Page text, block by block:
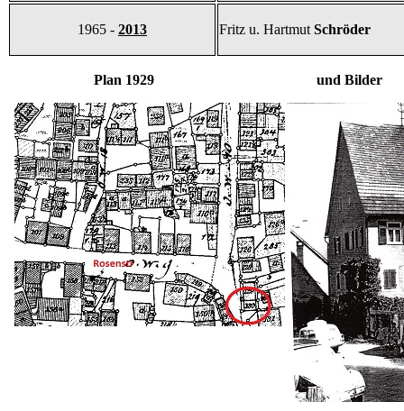
1965 - 2013 Fritz u. Hartmut Schröder
Plan 1929 und Bilder